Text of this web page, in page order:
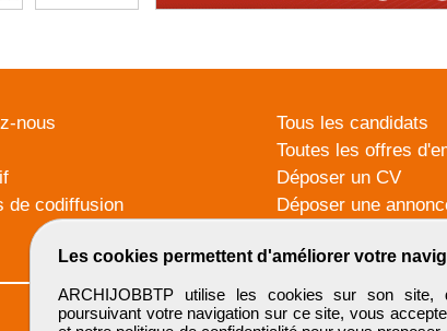
Les cookies permettent d'améliorer votre
ARCHIJOBBTP utilise les cookies sur son site,
poursuivant votre navigation sur ce site, vous
nous
de codiffusion
Tous les candidats
Toutes les offres
Déposer un CV
Déposer une